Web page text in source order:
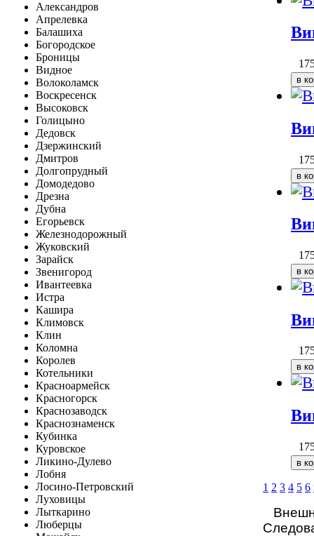
Александров
Апрелевка
Балашиха
Богородское
Броницы
Видное
Волоколамск
Воскресенск
Высоковск
Голицыно
Дедовск
Дзержинский
Дмитров
Долгопрудный
Домодедово
Дрезна
Дубна
Егорьевск
Железнодорожный
Жуковский
Зарайск
Звенигород
Ивантеевка
Истра
Кашира
Климовск
Клин
Коломна
Королев
Котельники
Красноармейск
Красногорск
Краснозаводск
Краснознаменск
Кубинка
Куровское
Ликино-Дулево
Лобня
Лосино-Петровский
Луховицы
Лыткарино
Люберцы
1 2 3 4 5 6